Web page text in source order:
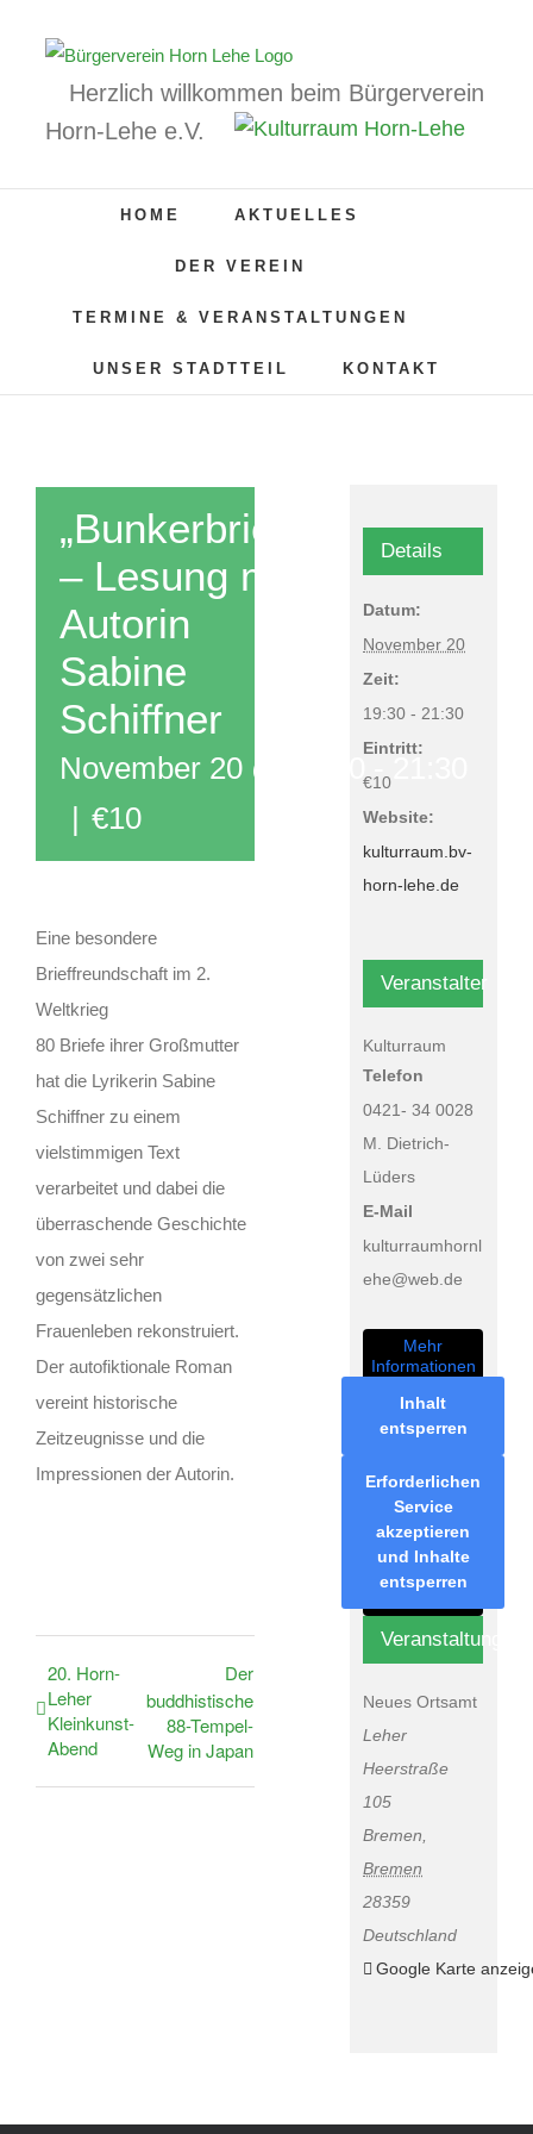
Herzlich willkommen beim Bürgerverein
Horn-Lehe e.V.
HOME AKTUELLES
DER VEREIN
TERMINE & VERANSTALTUNGEN
UNSER STADTTEIL KONTAKT
„Bunkerbriefe“
– Lesung mit
Autorin
Sabine
Schiffner
November 20 @ 19:30-
| €10
Eine besondere
Brieffreundschaft im 2.
Weltkrieg
80 Briefe ihrer Großmutter
hat die Lyrikerin Sabine
Schiffner zu einem
vielstimmigen Text
verarbeitet und dabei die
überraschende Geschichte
von zwei sehr
gegensätzlichen
Frauenleben rekonstruiert.
Der autofiktionale Roman
vereint historische
Zeitzeugnisse und die
Impressionen der Autorin.
20. Horn-
Leher
Kleinkunst-
Abend
Der
buddhistische
88-Tempel-
Weg in Japan
Details
Datum:
November 20
Zeit:
19:30 - 21:30
Eintritt:
€10
Website:
kulturraum.bv-
horn-lehe.de
Veranstalter
Kulturraum
Telefon
0421- 34 0028
M. Dietrich-
Lüders
E-Mail
kulturraumhornl
ehe@web.de
Neues Ortsamt
Leher
Heerstraße
105
Bremen
Bremen
28359
Deutschland
Google Karte
Mehr
Informationen
Inhalt
entsperren
Erforderlichen
Service
akzeptieren
und Inhalte
entsperren